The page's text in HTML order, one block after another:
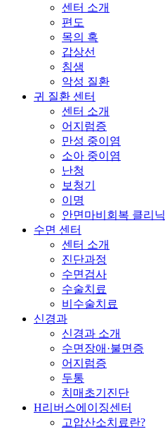
센터 소개
편도
목의 혹
갑상선
침샘
악성 질환
귀 질환 센터
센터 소개
어지럼증
만성 중이염
소아 중이염
난청
보청기
이명
안면마비회복 클리닉
수면 센터
센터 소개
진단과정
수면검사
수술치료
비수술치료
신경과
신경과 소개
수면장애·불면증
어지럼증
두통
치매초기진단
H리버스에이징센터
고압산소치료란?